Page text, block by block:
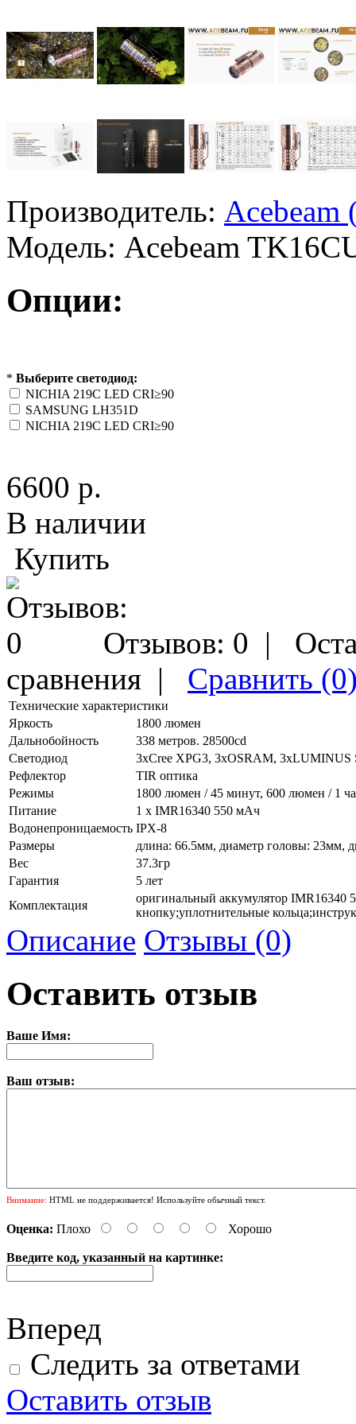
Производитель: Acebeam
Модель: Acebeam
Опции:
* Выберите светодиод:
NICHIA 219C LED CRI≥90
SAMSUNG LH351D
NICHIA 219C LED CRI≥90
6600 р.
В наличии
Купить
Отзывов: 0 |
сравнения | Сравнить
Технические характеристики
Яркость
1800 люмен
Дальнобойность
338 метров. 28500cd
Светодиод
3хCree XPG3, 3хOSRAM, 3хLUMINUS
Рефлектор
TIR оптика
Режимы
1800 люмен / 45 минут, 600 люмен / 1
Питание
1 x IMR16340 550 мАч
Водонепроницаемость IPX-8
Размеры
длина: 66.5мм, диаметр головы: 23мм,
Вес
37.3гр
Гарантия
5 лет
Комплектация
оригинальный аккумулятор IMR16340
кнопку;уплотнительные
Описание Отзывы (0)
Оставить отзыв
Ваше Имя:
Ваш отзыв:
Внимание: HTML не поддерживается! Используйте обычный текст.
Оценка: Плохо Хорошо
Введите код, указанный на картинке:
Вперед
Следить за ответами
Оставить отзыв